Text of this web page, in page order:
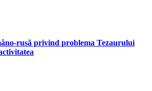
rusă privind problema Tezaurului